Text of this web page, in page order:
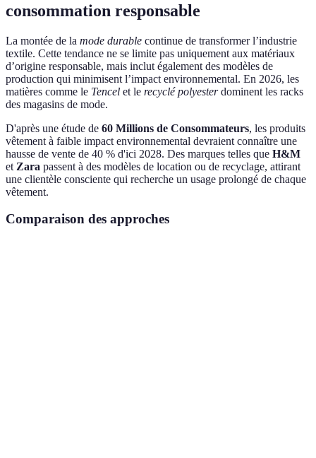
consommation responsable
La montée de la mode durable continue de transformer l’industrie
textile. Cette tendance ne se limite pas uniquement aux matériaux
d’origine responsable, mais inclut également des modèles de
production qui minimisent l’impact environnemental. En 2026, les
matières comme le Tencel et le recyclé polyesterdominent les racks
des magasins de mode.
D'après une étude de 60 Millions de Consommateurs, les produits
vêtement à faible impact environnemental devraient connaître une
hausse de vente de 40 % d'ici 2028. Des marques telles que H&M
et Zara passent à des modèles de location ou de recyclage, attirant
une clientèle consciente qui recherche un usage prolongé de chaque
vêtement.
Comparaison des approches